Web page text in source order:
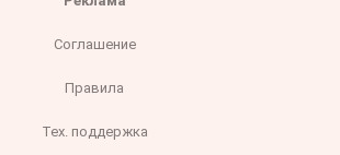
Соглашение
Правила
Тех. поддержка